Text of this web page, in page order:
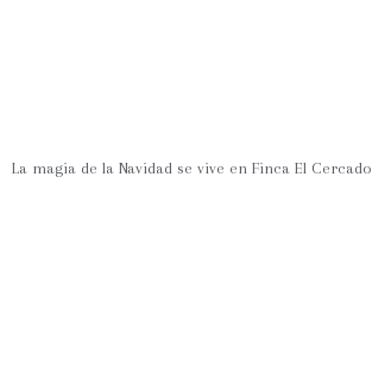
La magia de la Navidad se vive en Finca El Cercado